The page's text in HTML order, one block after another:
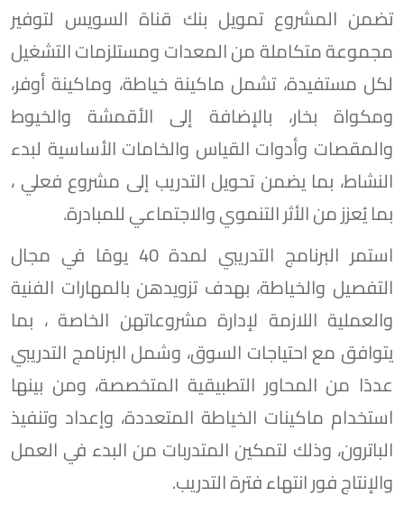
تضمن المشروع تمويل بنك قناة السويس لتوفير
مجموعة متكاملة من المعدات ومستلزمات التشغيل
لكل مستفيدة، تشمل ماكينة خياطة، وماكينة أوفر،
ومكواة بخار، بالإضافة إلى الأقمشة والخيوط
والمقصات وأدوات القياس والخامات الأساسية لبدء
النشاط، بما يضمن تحويل التدريب إلى مشروع فعلي ،
بما يُعزز من الأثر التنموي والاجتماعي للمبادرة.
استمر البرنامج التدريبي لمدة 40 يومًا في مجال
التفصيل والخياطة، بهدف تزويدهن بالمهارات الفنية
والعملية اللازمة لإدارة مشروعاتهن الخاصة ، بما
يتوافق مع احتياجات السوق، وشمل البرنامج التدريبي
عددًا من المحاور التطبيقية المتخصصة، ومن بينها
استخدام ماكينات الخياطة المتعددة، وإعداد وتنفيذ
الباترون، وذلك لتمكين المتدربات من البدء في العمل
والإنتاج فور انتهاء فترة التدريب.